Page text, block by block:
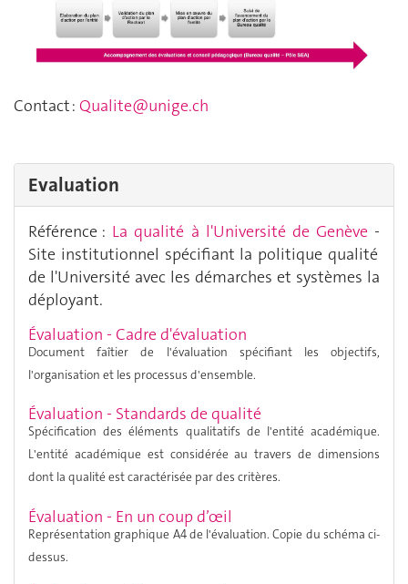
Contact : Qualite@unige.ch
Evaluation
Référence : La qualité à l'Université de Genève-
Site institutionnel spécifiant la politique qualité
de l'Université avec les démarches et systèmes la
déployant.
Évaluation - Cadre d'évaluation
Document faîtier de l'évaluation spécifiant les objectifs,
l'organisation et les processus d'ensemble.
Évaluation - Standards de qualité
Spécification des éléments qualitatifs de l'entité académique.
L'entité académique est considérée au travers de dimensions
dont la qualité est caractérisée par des critères.
Évaluation - En un coup d’œil
Représentation graphique A4 de l'évaluation. Copie du schéma ci-
dessus.